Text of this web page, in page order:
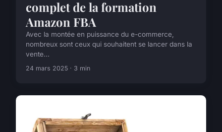
complet de la formation
Amazon FBA
Avec la montée en puissance du e-commerce,
nombreux sont ceux qui souhaitent se lancer dans la
vente...
24 mars 2025 · 3 min